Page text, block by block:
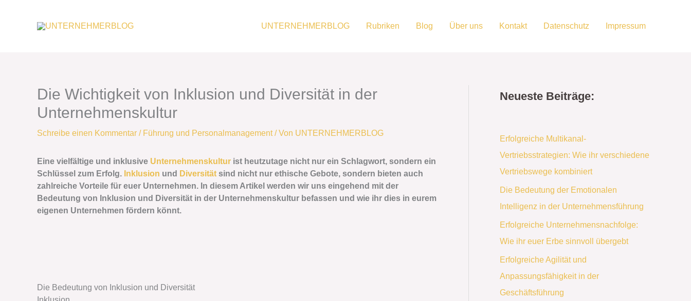
UNTERNEHMERBLOG Rubriken Blog Über uns Kontakt Datenschutz Impressum
Die Wichtigkeit von Inklusion und Diversität in der
Unternehmenskultur
Schreibe einen Kommentar / Führung und Personalmanagement/ Von UNTERNEHMERBLOG
Eine vielfältige und inklusive Unternehmenskultur ist heutzutage nicht nur ein Schlagwort, sondern ein
Schlüssel zum Erfolg. Inklusion und Diversität sind nicht nur ethische Gebote, sondern bieten auch
zahlreiche Vorteile für euer Unternehmen. In diesem Artikel werden wir uns eingehend mit der
Bedeutung von Inklusion und Diversität in der Unternehmenskultur befassen und wie ihr dies in eurem
eigenen Unternehmen fördern könnt.
Die Bedeutung von Inklusion und Diversität
Neueste Beiträge:
Erfolgreiche Multikanal-
Vertriebsstrategien: Wie ihr verschiedene
Vertriebswege kombiniert
Die Bedeutung der Emotionalen
Intelligenz in der Unternehmensführung
Erfolgreiche Unternehmensnachfolge:
Wie ihr euer Erbe sinnvoll übergebt
Erfolgreiche Agilität und
Anpassungsfähigkeit in der
Geschäftsführung